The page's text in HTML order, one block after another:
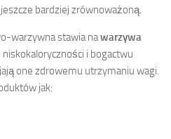
bardziej zrównoważoną.
warzywna stawia nawarzywa
niskokaloryczności i bogactwu
one zdrowemu utrzymaniu wagi.
jak: